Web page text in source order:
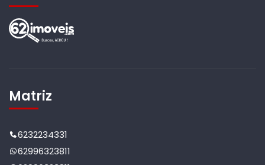
Matriz
6232234331
62996323811